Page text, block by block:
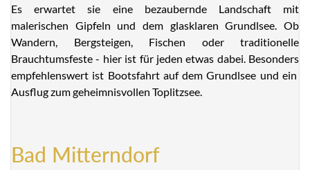
Es erwartet sie eine bezaubernde Landschaft mit
malerischen Gipfeln und dem glasklaren Grundlsee. Ob
Wandern, Bergsteigen, Fischen oder traditionelle
Brauchtumsfeste - hier ist für jeden etwas dabei. Besonders
empfehlenswert ist Bootsfahrt auf dem Grundlsee und ein
Ausflug zum geheimnisvollen Toplitzsee.
Bad Mitterndorf